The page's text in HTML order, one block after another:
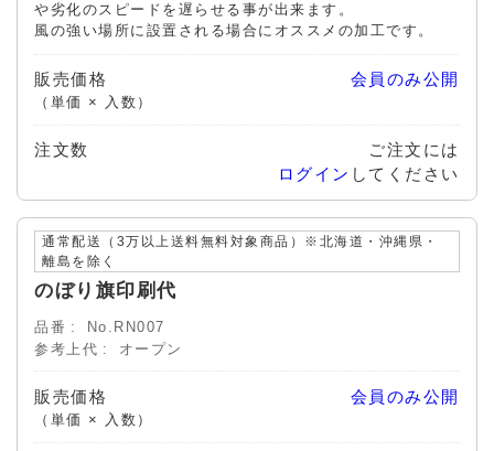
や劣化のスピードを遅らせる事が出来ます。
風の強い場所に設置される場合にオススメの加工です。
販売価格
（単価 × 入数）
会員のみ公開
注文数
ご注文には
ログイン してください
通常配送（3万以上送料無料対象商品）※北海道・沖縄県・
離島を除く
のぼり旗印刷代
品番
No.RN007
参考上代
オープン
販売価格
（単価 × 入数）
会員のみ公開